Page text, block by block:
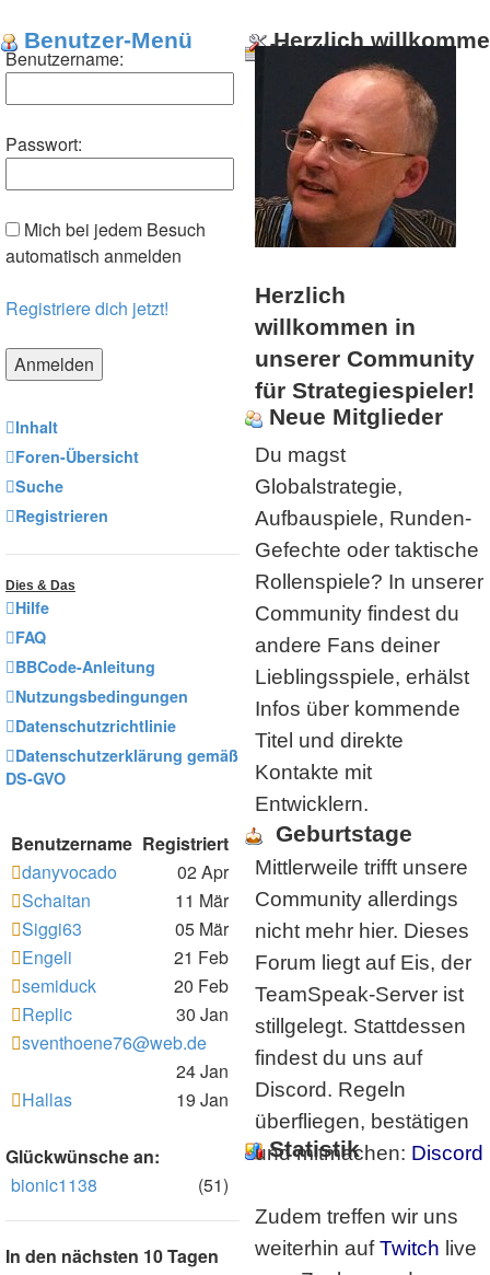
Benutzer-Menü
Benutzername:
Passwort:
Mich bei jedem Besuch
automatisch anmelden
Registriere dich jetzt!
Menü
Inhalt
Foren-Übersicht
Suche
Registrieren
Dies & Das
Hilfe
FAQ
BBCode-Anleitung
Nutzungsbedingungen
Datenschutzrichtlinie
Datenschutzerklärung gemäß
DS-GVO
Neue Mitglieder
Benutzername Registriert
danyvocado
02 Apr
Schaitan
11 Mär
Siggi63
05 Mär
Engeli
21 Feb
semiduck
20 Feb
Replic
30 Jan
sventhoene76@web.de
24 Jan
Hallas
19 Jan
Geburtstage
Glückwünsche an:
bionic1138
(51)
In den nächsten 10 Tagen
Statistik
Herzlich
Herzlich
willkommen in
unserer Community
für Strategiespieler!
Du magst
Globalstrategie,
Aufbauspiele, Runden-
Gefechte oder taktische
Rollenspiele? In unserer
Community findest du
andere Fans deiner
Lieblingsspiele, erhälst
Infos über kommende
Titel und direkte
Kontakte mit
Entwicklern.
Mittlerweile trifft unsere
Community allerdings
nicht mehr hier. Dieses
Forum liegt auf Eis, der
TeamSpeak-Server ist
stillgelegt. Stattdessen
findest du uns auf
Discord. Regeln
überfliegen, bestätigen
und mitmachen: Discord
Zudem treffen wir uns
weiterhin aufTwitch live